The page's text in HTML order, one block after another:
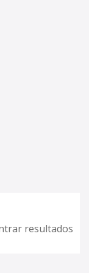
resultados